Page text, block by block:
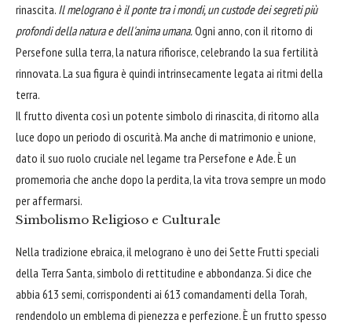
rinascita. Il melograno è il ponte tra i mondi, un custode dei segreti più
profondi della natura e dell'anima umana.Ogni anno, con il ritorno di
Persefone sulla terra, la natura rifiorisce, celebrando la sua fertilità
rinnovata. La sua figura è quindi intrinsecamente legata ai ritmi della
terra.
Il frutto diventa così un potente simbolo di rinascita, di ritorno alla
luce dopo un periodo di oscurità. Ma anche di matrimonio e unione,
dato il suo ruolo cruciale nel legame tra Persefone e Ade. È un
promemoria che anche dopo la perdita, la vita trova sempre un modo
per affermarsi.
Simbolismo Religioso e Culturale
Nella tradizione ebraica, il melograno è uno dei Sette Frutti speciali
della Terra Santa, simbolo di rettitudine e abbondanza. Si dice che
abbia 613 semi, corrispondenti ai 613 comandamenti della Torah,
rendendolo un emblema di pienezza e perfezione. È un frutto spesso